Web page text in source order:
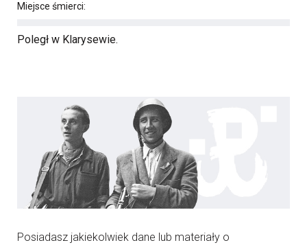
Miejsce śmierci:
Poległ w Klarysewie.
Posiadasz jakiekolwiek dane lub materiały o